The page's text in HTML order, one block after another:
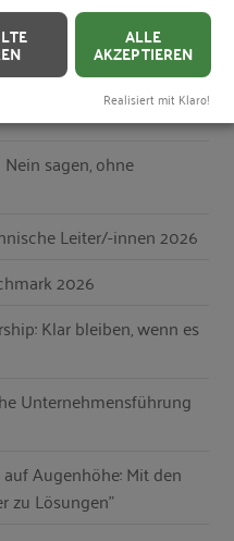
für Ihre persönliche
Klarheit – nicht noch
sagen, ohne
Leiter/-innen 2026
2026
Klar bleiben, wenn es
Unternehmensführung
Augenhöhe: Mit den
zu Lösungen"
ALLE
AKZEPTIEREN
Realisiert mit Klaro!